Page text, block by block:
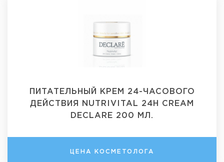
ПИТАТЕЛЬНЫЙ КРЕМ 24-ЧАСОВОГО
ДЕЙСТВИЯ NUTRIVITAL 24H CREAM
DECLARE 200 МЛ.
ЦЕНА КОСМЕТОЛОГА